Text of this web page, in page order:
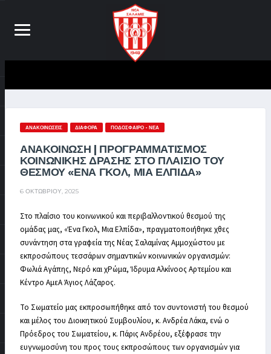
ΑΝΑΚΟΙΝΏΣΕΙΣ ΔΙΆΦΟΡΑ ΠΟΔΌΣΦΑΙΡΟ - ΝΈΑ
ΑΝΑΚΟΙΝΩΣΗ | ΠΡΟΓΡΑΜΜΑΤΙΣΜΟΣ
ΚΟΙΝΩΝΙΚΗΣ ΔΡΑΣΗΣ ΣΤΟ ΠΛΑΙΣΙΟ ΤΟΥ
ΘΕΣΜΟΥ «ΕΝΑ ΓΚΟΛ, ΜΙΑ ΕΛΠΙΔΑ»
6 ΟΚΤΩΒΡΊΟΥ, 2025
Στο πλαίσιο του κοινωνικού και περιβαλλοντικού θεσμού της
ομάδας μας, «Ένα Γκολ, Μια Ελπίδα», πραγματοποιήθηκε χθες
συνάντηση στα γραφεία της Νέας Σαλαμίνας Αμμοχώστου με
εκπροσώπους τεσσάρων σημαντικών κοινωνικών οργανισμών:
Φωλιά Αγάπης, Νερό και χΡώμα, Ίδρυμα Αλκίνοος Αρτεμίου και
Κέντρο ΑμεΑ Άγιος Λάζαρος.
Το Σωματείο μας εκπροσωπήθηκε από τον συντονιστή του θεσμού
και μέλος του Διοικητικού Συμβουλίου, κ. Ανδρέα Λάκα, ενώ ο
Πρόεδρος του Σωματείου, κ. Πάρις Ανδρέου, εξέφρασε την
ευγνωμοσύνη του προς τους εκπροσώπους των οργανισμών για